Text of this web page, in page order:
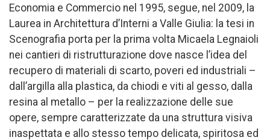
Economia e Commercio nel 1995, segue, nel 2009, la
Laurea in Architettura d’Interni a Valle Giulia: la tesi in
Scenografia porta per la prima volta Micaela Legnaioli
nei cantieri di ristrutturazione dove nasce l’idea del
recupero di materiali di scarto, poveri ed industriali –
dall’argilla alla plastica, da chiodi e viti al gesso, dalla
resina al metallo – per la realizzazione delle sue
opere, sempre caratterizzate da una struttura visiva
inaspettata e allo stesso tempo delicata, spiritosa ed